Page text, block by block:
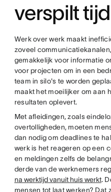
verspilt
Werk over werk maakt
zoveel
gemakkelijk voor informatie
voor projecten om in een
team in silo's te worden
maakt het moeilijker om aan
resultaten oplevert.
Met afleidingen, zoals
overtolligheden, moeten
dan nodig om deadlines te
werk is het reageren op een
en meldingen zelfs de
derde van de werknemers
na werktijd vanuit huis werkt.
mensen tot laat werken? Dat